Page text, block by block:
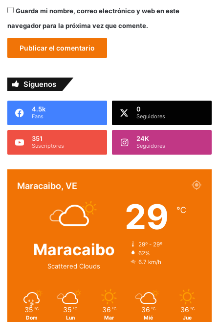
Guarda mi nombre, correo electrónico y web en este
navegador para la próxima vez que comente.
Síguenos
4.5k
Fans
0
Seguidores
351
Suscriptores
24K
Seguidores
Maracaibo, VE
Maracaibo
Scattered Clouds
29 ℃
29º - 29º
62%
6.7 km/h
35 ℃
Dom
35 ℃
Lun
36 ℃
Mar
36 ℃
Mié
36 ℃
Jue